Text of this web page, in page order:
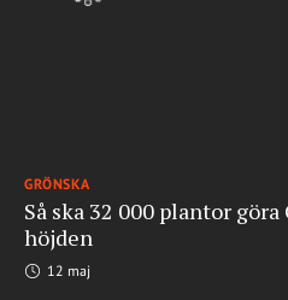
GRÖNSKA
Så ska 32 000 plantor
höjden
12 maj